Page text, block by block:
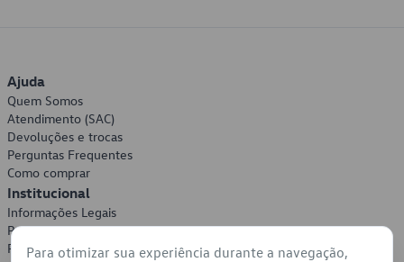
Ajuda
Quem Somos
Atendimento (SAC)
Devoluções e trocas
Perguntas Frequentes
Como comprar
Institucional
Informações Legais
Política de Privacidade
Política de Cookies
Para otimizar sua experiência durante a navegação,